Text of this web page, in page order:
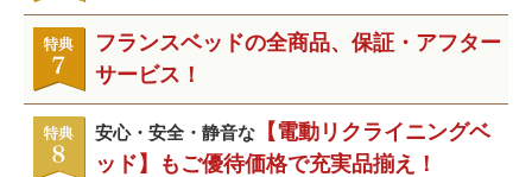
フランスベッドの全商品、保証・アフター
サービス！
安心・安全・静音な 【電動リクライニングベ
ッド】もご優待価格で充実品揃え！